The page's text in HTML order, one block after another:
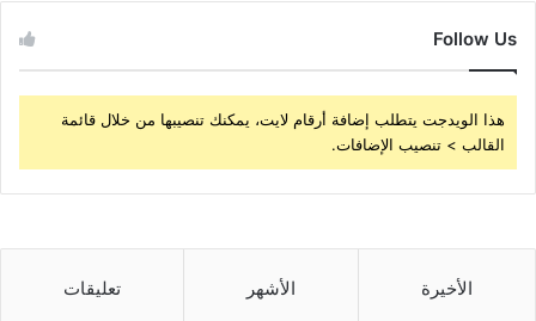
Follow Us
هذا الويدجت يتطلب إضافة أرقام لايت، يمكنك تنصيبها من خلال قائمة
القالب > تنصيب الإضافات.
الأخيرة الأشهر تعليقات